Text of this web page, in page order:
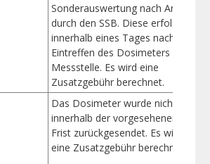
Sonderauswertung nach Antrag
durch den SSB. Diese erfolgt
innerhalb eines Tages nach dem
Eintreffen des Dosimeters in der
Messstelle. Es wird eine
Zusatzgebühr berechnet.
Das Dosimeter wurde nicht
innerhalb der vorgesehenen
Frist zurückgesendet. Es wird
eine Zusatzgebühr berechnet.